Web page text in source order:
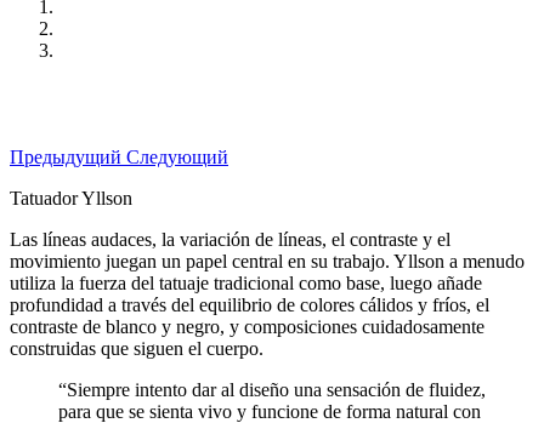
Предыдущий Следующий
Tatuador Yllson
Las líneas audaces, la variación de líneas, el contraste y el
movimiento juegan un papel central en su trabajo. Yllson a menudo
utiliza la fuerza del tatuaje tradicional como base, luego añade
profundidad a través del equilibrio de colores cálidos y fríos, el
contraste de blanco y negro, y composiciones cuidadosamente
construidas que siguen el cuerpo.
“Siempre intento dar al diseño una sensación de fluidez,
para que se sienta vivo y funcione de forma natural con